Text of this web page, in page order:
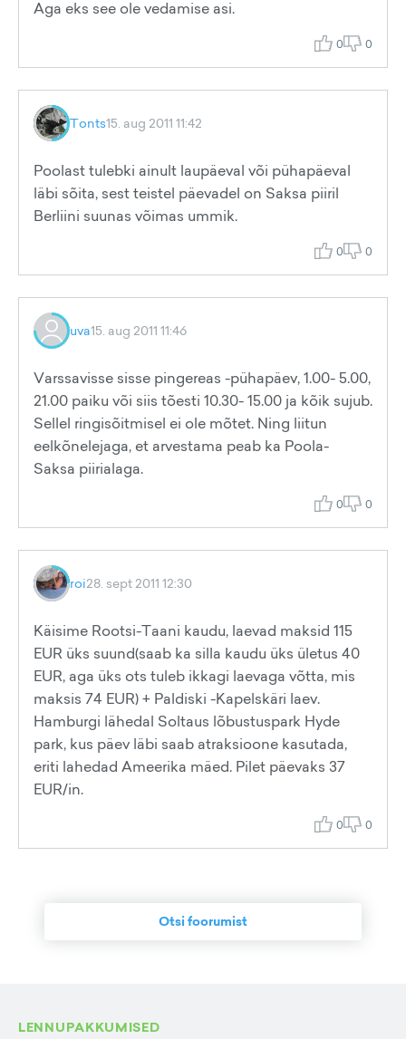
Aga eks see ole vedamise asi.
0 0
Tonts15. aug 2011 11:42
Poolast tulebki ainult laupäeval või pühapäeval
läbi sõita, sest teistel päevadel on Saksa piiril
Berliini suunas võimas ummik.
0 0
uva15. aug 2011 11:46
Varssavisse sisse pingereas -pühapäev, 1.00- 5.00,
21.00 paiku või siis tõesti 10.30- 15.00 ja kõik sujub.
Sellel ringisõitmisel ei ole mõtet. Ning liitun
eelkõnelejaga, et arvestama peab ka Poola-
Saksa piirialaga.
0 0
roi28. sept 2011 12:30
Käisime Rootsi-Taani kaudu, laevad maksid 115
EUR üks suund(saab ka silla kaudu üks ületus 40
EUR, aga üks ots tuleb ikkagi laevaga võtta, mis
maksis 74 EUR) + Paldiski -Kapelskäri laev.
Hamburgi lähedal Soltaus lõbustuspark Hyde
park, kus päev läbi saab atraksioone kasutada,
eriti lahedad Ameerika mäed. Pilet päevaks 37
EUR/in.
0 0
Otsi foorumist
LENNUPAKKUMISED